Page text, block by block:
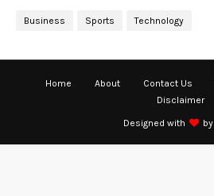
Business Sports Technology
Home About Contact Us
Disclaimer
Designed with by